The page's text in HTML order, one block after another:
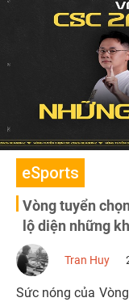
Crossfire Việt Nam.
eSports
Vòng tuyển
lộ diện những
ngay, nhận trọn
Tran Huy
Sức nóng của